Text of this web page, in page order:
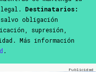
Destinatarios:
obligación
supresión,
Más información
.